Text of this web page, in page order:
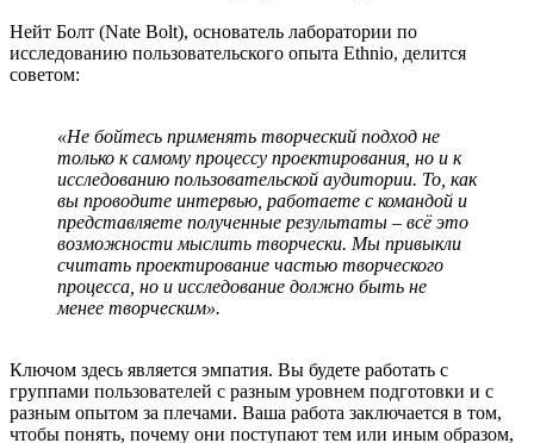
Нейт Болт (Nate Bolt), основатель лаборатории по
исследованию пользовательского опыта Ethnio, делится
советом:
«Не бойтесь применять творческий подход не
только к самому процессу проектирования, но и к
исследованию пользовательской аудитории. То, как
вы проводите интервью, работаете с командой и
представляете полученные результаты – всё это
возможности мыслить творчески. Мы привыкли
считать проектирование частью творческого
процесса, но и исследование должно быть не
менее творческим».
Ключом здесь является эмпатия. Вы будете работать с
группами пользователей с разным уровнем подготовки и с
разным опытом за плечами. Ваша работа заключается в том,
чтобы понять, почему они поступают тем или иным образом,